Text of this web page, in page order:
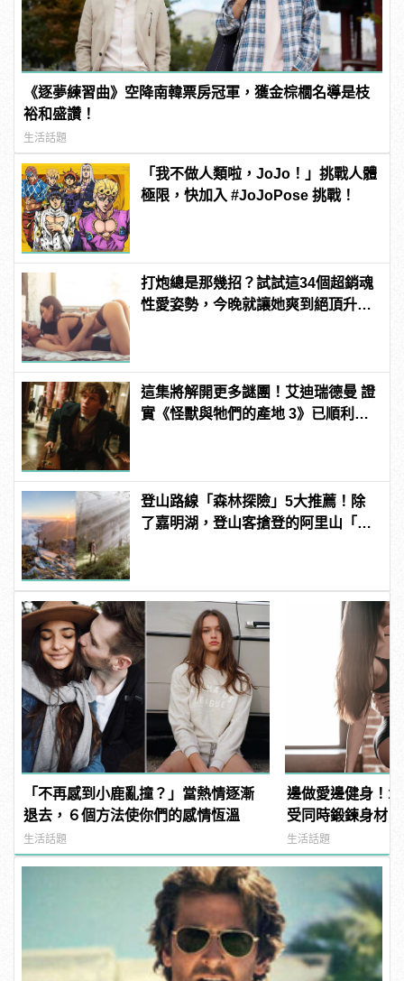
《逐夢練習曲》空降南韓票房冠軍，獲金棕櫚名導是枝
裕和盛讚！
生活話題
「我不做人類啦，JoJo！」挑戰人體
極限，快加入 #JoJoPose 挑戰！
打炮總是那幾招？試試這34個超銷魂
性愛姿勢，今晚就讓她爽到絕頂升
這集將解開更多謎團！艾迪瑞德曼 證
實《怪獸與牠們的產地 3》已順利開
登山路線「森林探險」5大推薦！除
了嘉明湖，登山客搶登的阿里山「眠
「不再感到小鹿亂撞？」當熱情逐漸
退去，６個方法使你們的感情恆溫
生活話題
邊做愛邊健身！
受同時鍛鍊身材
生活話題